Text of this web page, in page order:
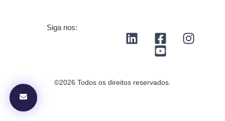
Siga nos:
©2026 Todos os direitos reservados.